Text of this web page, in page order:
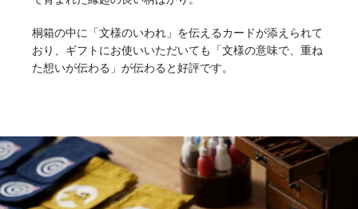
桐箱の中に「文様のいわれ」を伝えるカードが添えられて
おり、ギフトにお使いいただいても「文様の意味で、重ね
た想いが伝わる」が伝わると好評です。